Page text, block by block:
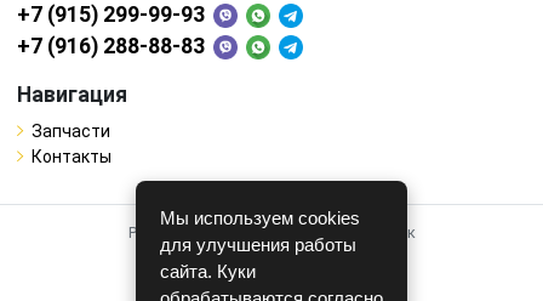
+7 (915) 299-99-93
+7 (916) 288-88-83
Навигация
Запчасти
Контакты
Работает на системе для авторазборок
CARRO.БИЗНЕС
Мы используем cookies
для улучшения работы
сайта. Куки